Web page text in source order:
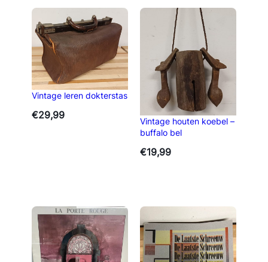
Vintage leren dokterstas
€29,99
Vintage houten koebel –
buffalo bel
€19,99